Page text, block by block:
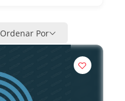
Ordenar Por